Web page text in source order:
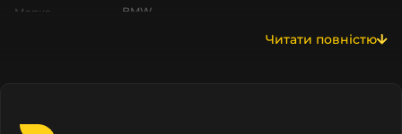
Марка BMW
Читати повністю